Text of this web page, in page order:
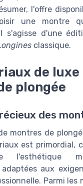
l'offre
une montre
s'agisse d'une
classique.
de luxe
plongée
des
montres de
est primordial,
l'esthétique
aux
Parmi les